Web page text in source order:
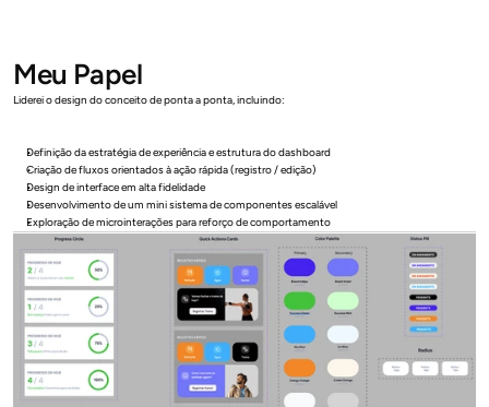
Meu Papel
Liderei o design do conceito de ponta a ponta, incluindo:
Definição da estratégia de experiência e estrutura do dashboard
Criação de fluxos orientados à ação rápida (registro / edição)
Design de interface em alta fidelidade
Desenvolvimento de um mini sistema de componentes escalável
Exploração de microinterações para reforço de comportamento